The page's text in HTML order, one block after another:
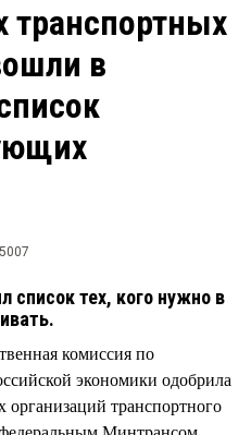
Рейтинги
Блоги
Архив
транспортных
в
5007
список тех, кого нужно в
комиссия по
экономики одобрила
организаций транспортного